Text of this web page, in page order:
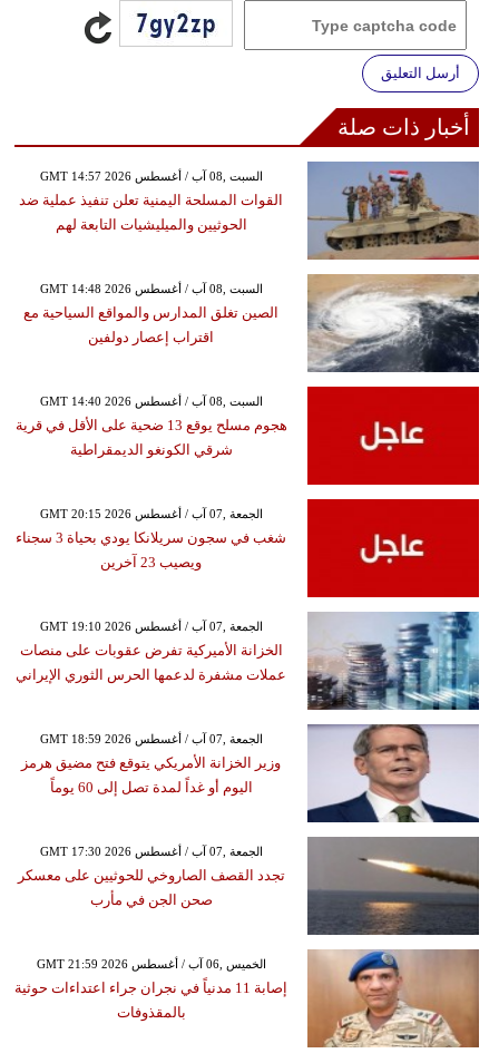
أرسل التعليق
أخبار ذات صلة
GMT 14:57 2026 السبت ,08 آب / أغسطس
القوات المسلحة اليمنية تعلن تنفيذ عملية ضد
الحوثيين والميليشيات التابعة لهم
GMT 14:48 2026 السبت ,08 آب / أغسطس
الصين تغلق المدارس والمواقع السياحية مع
اقتراب إعصار دولفين
GMT 14:40 2026 السبت ,08 آب / أغسطس
هجوم مسلح يوقع 13 ضحية على الأقل في قرية
شرقي الكونغو الديمقراطية
GMT 20:15 2026 الجمعة ,07 آب / أغسطس
شغب في سجون سريلانكا يودي بحياة 3 سجناء
ويصيب 23 آخرين
GMT 19:10 2026 الجمعة ,07 آب / أغسطس
الخزانة الأميركية تفرض عقوبات على منصات
عملات مشفرة لدعمها الحرس الثوري الإيراني
GMT 18:59 2026 الجمعة ,07 آب / أغسطس
وزير الخزانة الأمريكي يتوقع فتح مضيق هرمز
اليوم أو غداً لمدة تصل إلى 60 يوماً
GMT 17:30 2026 الجمعة ,07 آب / أغسطس
تجدد القصف الصاروخي للحوثيين على معسكر
صحن الجن في مأرب
GMT 21:59 2026 الخميس ,06 آب / أغسطس
إصابة 11 مدنياً في نجران جراء اعتداءات حوثية
بالمقذوفات